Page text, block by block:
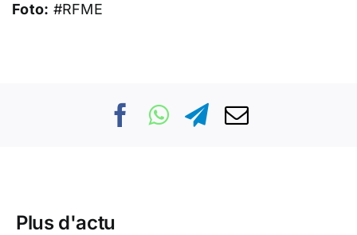
Foto: #RFME
Plus d'actu